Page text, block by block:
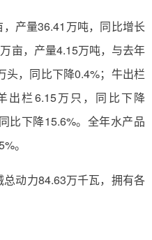
产量36.41万吨，同比增长
亩，产量4.15万吨，与去年
头，同比下降0.4%；牛出栏
出栏6.15万只，同比下降
比下降15.6%。全年水产品
。
动力84.63万千瓦，拥有各